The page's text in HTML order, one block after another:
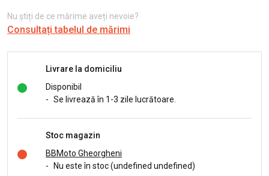
Nu știți de ce mărime aveți nevoie?
Consultați tabelul de mărimi
Livrare la domiciliu
Disponibil
- Se livrează în 1-3 zile lucrătoare.
Stoc magazin
BBMoto Gheorgheni
-
Nu este în stoc (undefined undefined)